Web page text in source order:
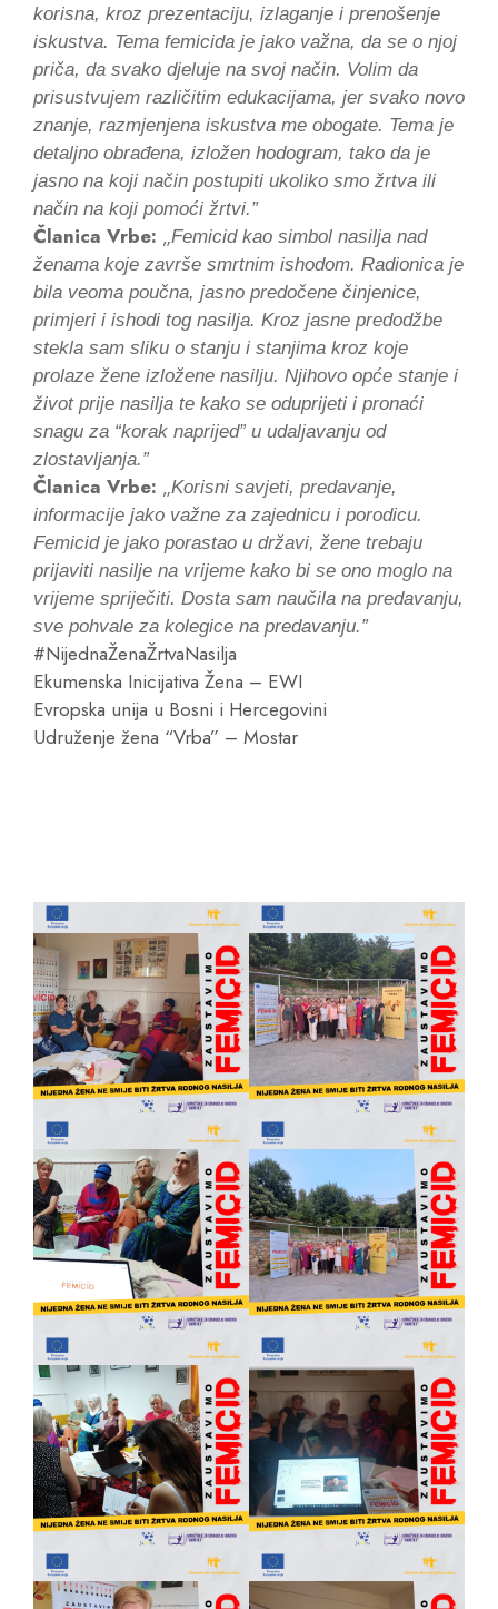
korisna, kroz prezentaciju, izlaganje i prenošenje
iskustva. Tema femicida je jako važna, da se o njoj
priča, da svako djeluje na svoj način. Volim da
prisustvujem različitim edukacijama, jer svako novo
znanje, razmjenjena iskustva me obogate. Tema je
detaljno obrađena, izložen hodogram, tako da je
jasno na koji način postupiti ukoliko smo žrtva ili
način na koji pomoći žrtvi.”
Članica Vrbe: „Femicid kao simbol nasilja nad
ženama koje završe smrtnim ishodom. Radionica je
bila veoma poučna, jasno predočene činjenice,
primjeri i ishodi tog nasilja. Kroz jasne predodžbe
stekla sam sliku o stanju i stanjima kroz koje
prolaze žene izložene nasilju. Njihovo opće stanje i
život prije nasilja te kako se oduprijeti i pronaći
snagu za “korak naprijed” u udaljavanju od
zlostavljanja.”
Članica Vrbe: „Korisni savjeti, predavanje,
informacije jako važne za zajednicu i porodicu.
Femicid je jako porastao u državi, žene trebaju
prijaviti nasilje na vrijeme kako bi se ono moglo na
vrijeme spriječiti. Dosta sam naučila na predavanju,
sve pohvale za kolegice na predavanju.”
#NijednaŽenaŽrtvaNasilja
Ekumenska Inicijativa Žena – EWI
Evropska unija u Bosni i Hercegovini
Udruženje žena “Vrba” – Mostar